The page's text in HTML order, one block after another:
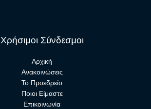
Χρήσιμοι Σύνδεσμοι
Αρχική
Ανακοινώσεις
Το Προεδρείο
Ποιοι Είμαστε
Επικοινωνία